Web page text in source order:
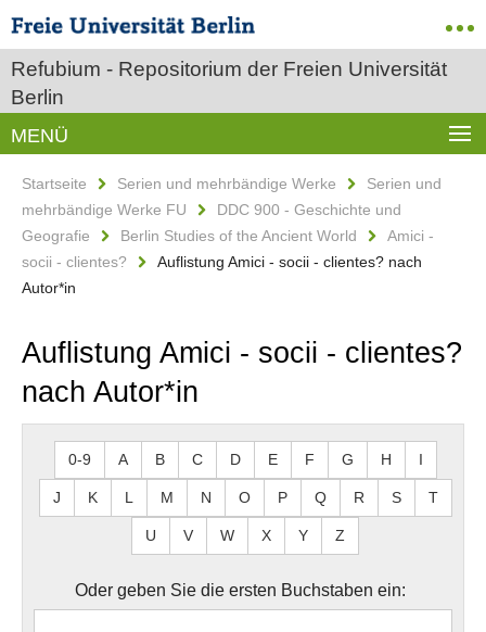
Refubium - Repositorium der Freien Universität
Berlin
MENÜ
Startseite Serien und mehrbändige Werke
Serien und
mehrbändige Werke FU
DDC 900 - Geschichte und
Geografie
Berlin Studies of the Ancient World
Amici -
socii - clientes?
Auflistung Amici - socii - clientes? nach
Autor*in
Auflistung Amici - socii - clientes?
nach Autor*in
0-9 A B C D E F G H I
J K L M N O P Q R S T
U V W X Y Z
Oder geben Sie die ersten Buchstaben ein: